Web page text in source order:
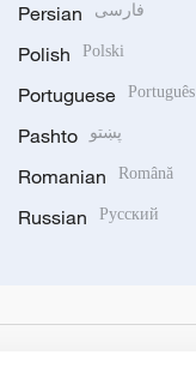
Persian فارسی
Polish Polski
Portuguese Português
Pashto پښتو
Romanian Română
Russian Русский